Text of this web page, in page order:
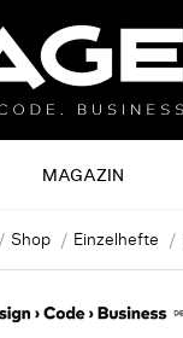
MAGAZIN
Shop Einzelhefte